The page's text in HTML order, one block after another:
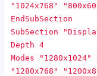
"1024x768"
EndSubSection
SubSection
Depth 4
Modes
"1280x768"